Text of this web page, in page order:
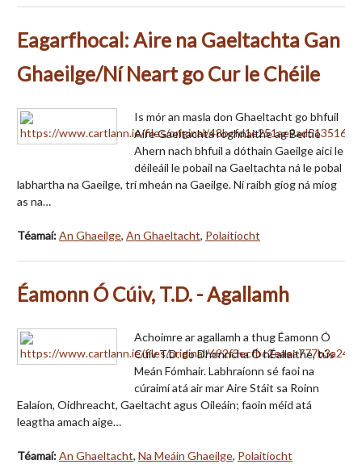
Eagarfhocal: Aire na Gaeltachta Gan
Ghaeilge/Ní Neart go Cur le Chéile
Is mór an masla don Ghaeltacht go bhfuil
Aire Gaeltachta roghnaithe ag Bertie
Ahern nach bhfuil a dóthain Gaeilge aici le
déileáil le pobail na Gaeltachta ná le pobal
labhartha na Gaeilge, trí mheán na Gaeilge. Ní raibh gíog ná míog
as na…
Téamaí:An Ghaeilge, An Ghaeltacht, Polaitíocht
Éamonn Ó Cúiv, T.D. - Agallamh
Achoimre ar agallamh a thug Éamonn Ó
Cuív T.D. do Dhonncha Ó hÉallaithe, tús
Meán Fómhair. Labhraíonn sé faoi na
cúraimí atá air mar Aire Stáit sa Roinn
Ealaíon, Oidhreacht, Gaeltacht agus Oileáin; faoin méid atá
leagtha amach aige…
Téamaí:An Ghaeltacht, Na Meáin Ghaeilge, Polaitíocht